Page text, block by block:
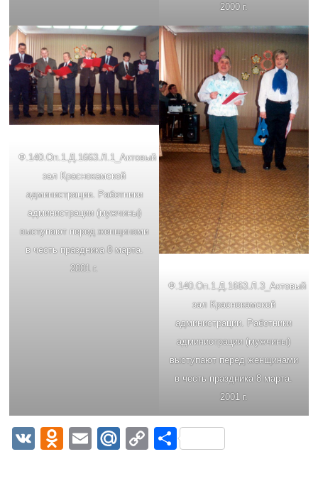
2000 г.
Ф.140.Oп.1.Д.1663.Л.1_Актовый
зал Краснокамской
администрации. Работники
администрации (мужчины)
выступают перед женщинами
в честь праздника 8 марта.
2001 г.
Ф.140.Oп.1.Д.1663.Л.3_Актовый
зал Краснокамской
администрации. Работники
администрации (мужчины)
выступают перед женщинами
в честь праздника 8 марта.
2001 г.
VK Odnoklassniki
EmailMail.Ru
CopyОтправить